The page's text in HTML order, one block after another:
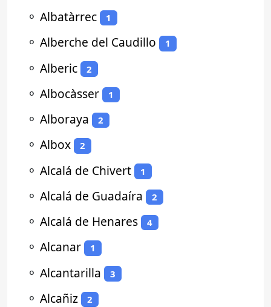
⚬ Albatàrrec 1
⚬ Alberche del Caudillo 1
⚬ Alberic 2
⚬ Albocàsser 1
⚬ Alboraya 2
⚬ Albox 2
⚬ Alcalá de Chivert 1
⚬ Alcalá de Guadaíra 2
⚬ Alcalá de Henares 4
⚬ Alcanar 1
⚬ Alcantarilla 3
⚬ Alcañiz 2